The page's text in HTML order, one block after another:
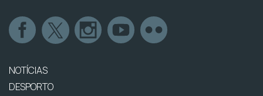
NOTÍCIAS
DESPORTO